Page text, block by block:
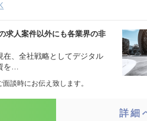
求人案件以外にも各業界の非
在、全社戦略としてデジタル
を…
談時にお伝え致します。
詳細